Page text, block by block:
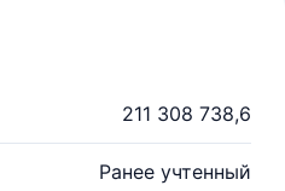
211 308 738,6
Ранее учтенный